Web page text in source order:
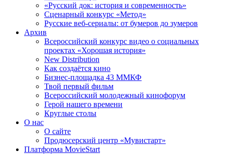
«Русский док: история и современность»
Сценарный конкурс «Метод»
Русские веб-сериалы: от бумеров до зумеров
Архив
Всероссийский конкурс видео о социальных
проектах «Хорошая история»
New Distribution
Как создаётся кино
Бизнес-площадка 43 ММКФ
Твой первый фильм
Всероссийский молодежный кинофорум
Герой нашего времени
Круглые столы
О нас
О сайте
Продюсерский центр «Мувистарт»
Платформа MovieStart